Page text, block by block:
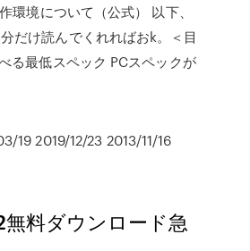
環境について（公式） 以下、
だけ読んでくれればおk。＜目
る最低スペック PCスペックが
19 2019/12/23 2013/11/16
料ダウンロード急